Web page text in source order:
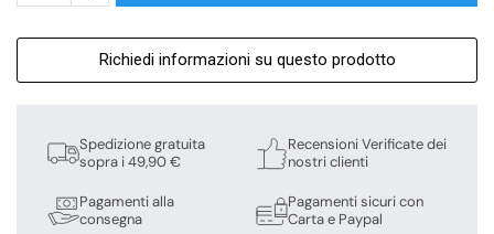
Richiedi informazioni su questo prodotto
Spedizione gratuita
sopra i 49,90 €
Pagamenti alla
consegna
Recensioni Verificate dei
nostri clienti
Pagamenti sicuri con
Carta e Paypal